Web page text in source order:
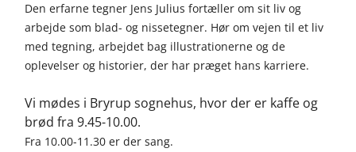
Den erfarne tegner Jens Julius fortæller om sit liv og
arbejde som blad- og nissetegner. Hør om vejen til et liv
med tegning, arbejdet bag illustrationerne og de
oplevelser og historier, der har præget hans karriere.
Vi mødes i Bryrup sognehus, hvor der er kaffe og
brød fra 9.45-10.00.
Fra 10.00-11.30 er der sang.